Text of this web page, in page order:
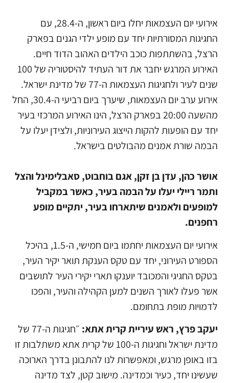
אירועי יום העצמאות יחלו ביום ראשון, ה-28.4, עם
החגיגות המסורתיות יחד עם מופע ילדי הגנים בפארק
הרצל, בהשתתפות כוכב הילדים האהוב הדוד חיים.
האירוע המרגש יחבר את דור העתיד להיסטוריה של 100
שנים לעיר ולחגיגות העצמאות ה-77 של מדינת ישראל.
אירוע ערב יום העצמאות, שיערך ביום רביעי ה-30.4, החל
מהשעה 20:00 בפארק הרצל, הינו האירוע המרכזי בעיר
יחד עם הופעות להקות הייצוג העירוניות, ולצידן יעלו על
הבמה שורת אמנים מהבולטים בישראל.
אושר כהן, עדן בן זקן, אגם בוחבוט, סאבלימינל והצל
ותמר ריילי יעלו על הבמה בעיר, כאשר במקביל
למופעים ולאמנים שיתארחו בעיר, יתקיים מופע
רחפנים.
אירועי יום העצמאות יחתמו ביום חמישי, ה-1.5, בהיכל
הספורט העירוני, יחד עם טקס הענקת תואר יקיר העיר,
בטקס החגיגי והמכובד יוענקו תארי יקירי העיר לתושבים
אשר פעלו לאורך השנים למען הקהילה והעיר, והפכו
לדמויות מופת בתחומם.
יעקב פרץ, ראש עיריית קרית אתא:
״חגיגות ה-77 של
מדינת ישראל וחגיגות ה-100 של קרית אתא משתלבות זו
בזו באופן מרגש, ומאפשרות לנו להתבונן בדרך הארוכה
שעשינו יחד, כעיר וכמדינה. מישוב קטן, לצד מדינה